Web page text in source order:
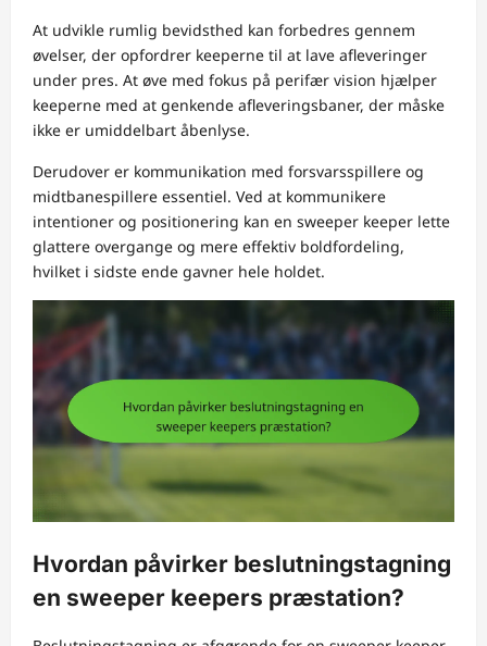
At udvikle rumlig bevidsthed kan forbedres gennem
øvelser, der opfordrer keeperne til at lave afleveringer
under pres. At øve med fokus på perifær vision hjælper
keeperne med at genkende afleveringsbaner, der måske
ikke er umiddelbart åbenlyse.
Derudover er kommunikation med forsvarsspillere og
midtbanespillere essentiel. Ved at kommunikere
intentioner og positionering kan en sweeper keeper lette
glattere overgange og mere effektiv boldfordeling,
hvilket i sidste ende gavner hele holdet.
Hvordan påvirker beslutningstagning
en sweeper keepers præstation?